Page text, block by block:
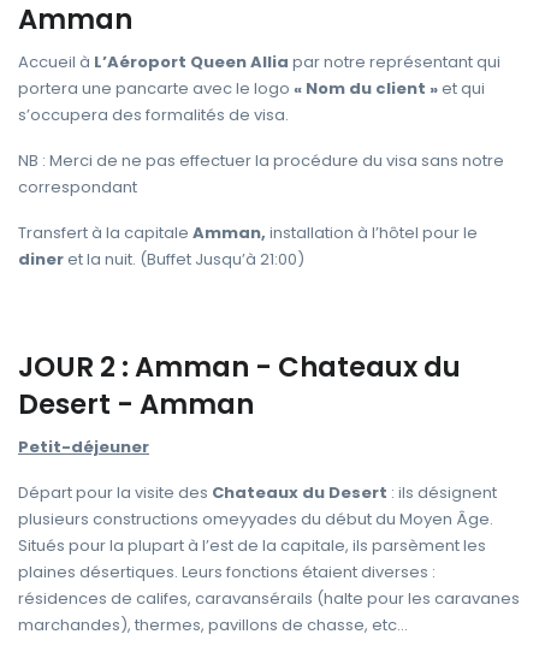
Amman
Accueil à L’Aéroport Queen Allia par notre représentant qui
portera une pancarte avec le logo « Nom du client »et qui
s’occupera des formalités de visa.
NB : Merci de ne pas effectuer la procédure du visa sans notre
correspondant
Transfert à la capitale Amman, installation à l’hôtel pour le
dineret la nuit. (Buffet Jusqu’à 21:00)
JOUR 2 : Amman - Chateaux du
Desert - Amman
Petit-déjeuner
Départ pour la visite des Chateaux du Desert : ils désignent
plusieurs constructions omeyyades du début du Moyen Âge.
Situés pour la plupart à l’est de la capitale, ils parsèment les
plaines désertiques. Leurs fonctions étaient diverses :
résidences de califes, caravansérails (halte pour les caravanes
marchandes), thermes, pavillons de chasse, etc…